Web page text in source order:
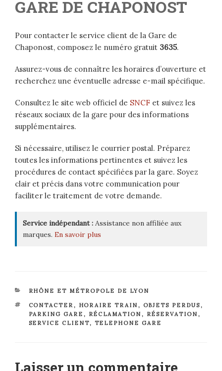
GARE DE CHAPONOST
Pour contacter le service client de la Gare de
Chaponost, composez le numéro gratuit 3635.
Assurez-vous de connaître les horaires d’ouverture et
recherchez une éventuelle adresse e-mail spécifique.
Consultez le site web officiel de SNCF et suivez les
réseaux sociaux de la gare pour des informations
supplémentaires.
Si nécessaire, utilisez le courrier postal. Préparez
toutes les informations pertinentes et suivez les
procédures de contact spécifiées par la gare. Soyez
clair et précis dans votre communication pour
faciliter le traitement de votre demande.
Service indépendant : Assistance non affiliée aux
marques. En savoir plus
CATÉGORIES
RHÔNE ET MÉTROPOLE DE LYON
ÉTIQUETTES
CONTACTER, HORAIRE TRAIN , OBJETS PERDUS,
PARKING GARE , RÉCLAMATION , RÉSERVATION ,
SERVICE CLIENT, TELEPHONE GARE
Laisser un commentaire